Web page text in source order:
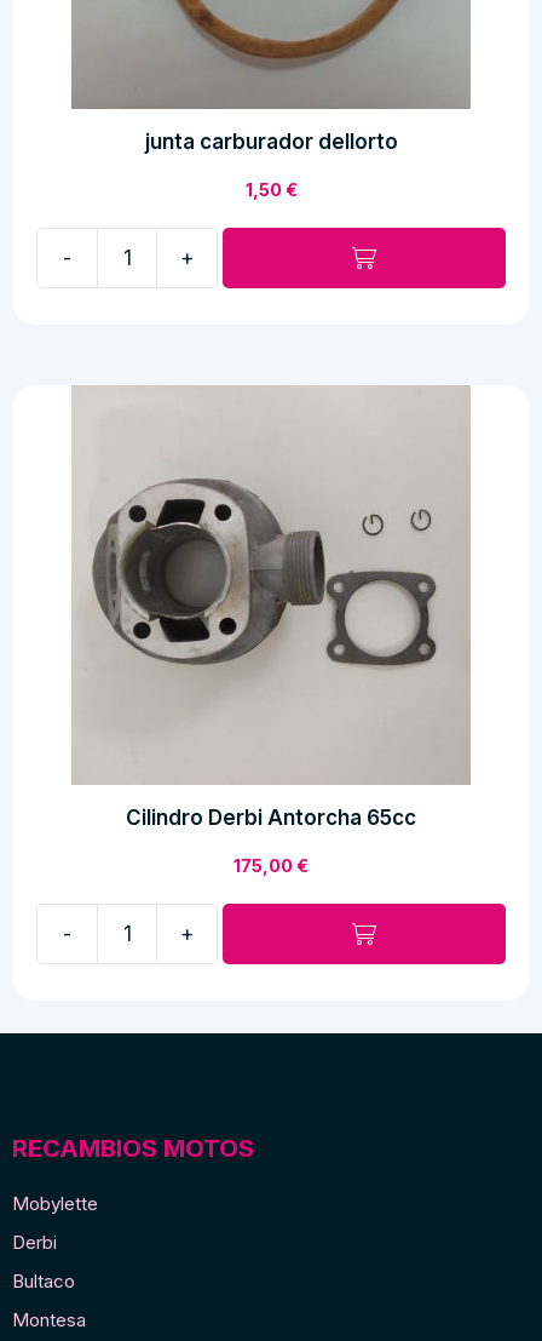
junta carburador dellorto
1,50€
- +
Cilindro Derbi Antorcha 65cc
175,00€
-
65cc
+
RECAMBIOS MOTOS
Mobylette
Derbi
Bultaco
Montesa